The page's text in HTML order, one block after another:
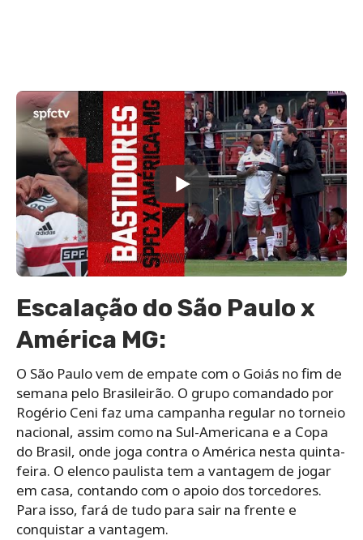
Escalação do São Paulo x
América MG:
O São Paulo vem de empate com o Goiás no fim de
semana pelo Brasileirão. O grupo comandado por
Rogério Ceni faz uma campanha regular no torneio
nacional, assim como na Sul-Americana e a Copa
do Brasil, onde joga contra o América nesta quinta-
feira. O elenco paulista tem a vantagem de jogar
em casa, contando com o apoio dos torcedores.
Para isso, fará de tudo para sair na frente e
conquistar a vantagem.